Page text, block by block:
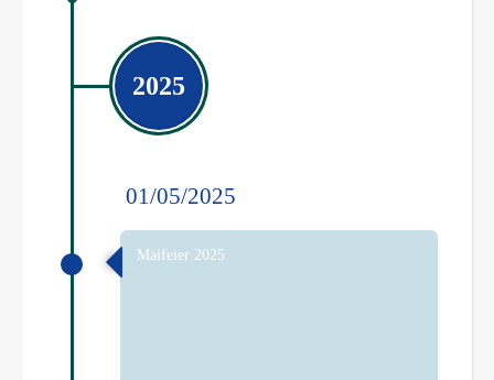
2025
01/05/2025
Maifeier 2025